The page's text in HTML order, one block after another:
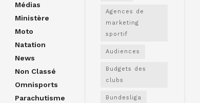
Médias
Ministère
Moto
Natation
News
Non Classé
Omnisports
Parachutisme
Agences de
marketing
sportif
Audiences
Budgets des
clubs
Bundesliga